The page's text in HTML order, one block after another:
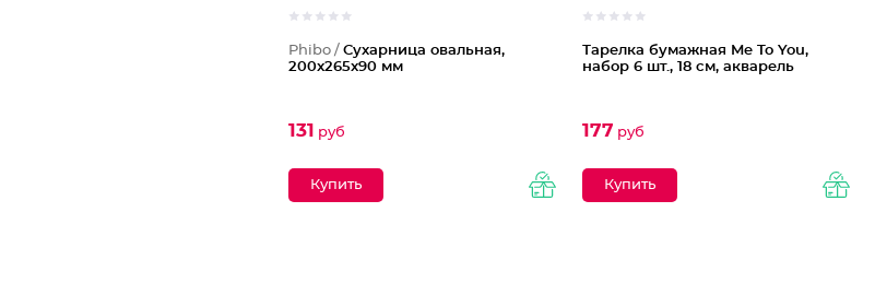
Phibo / Сухарница овальная,
200x265x90 мм
131 руб
Тарелка бумажная Me To You,
набор 6 шт., 18 см, акварель
177 руб